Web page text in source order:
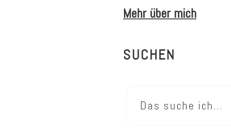
Mehr über mich
SUCHEN